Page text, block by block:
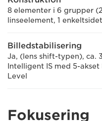
8 elementer i 6 grupper
linseelement, 1
Billedstabilisering
Ja, (lens shift-typen), ca.
Intelligent IS med 5-
Level
Fokusering